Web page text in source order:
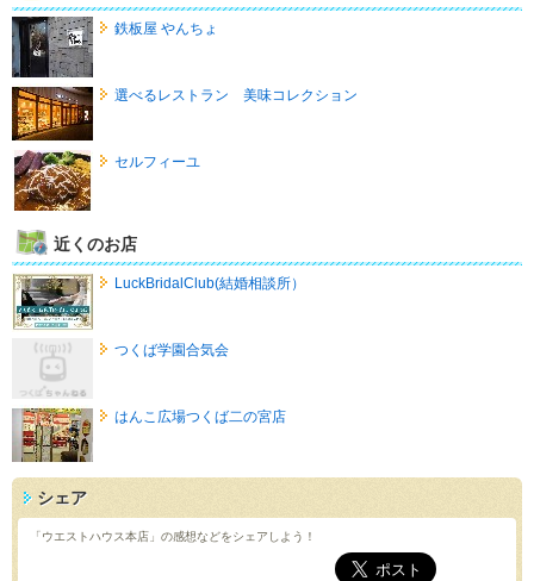
鉄板屋 やんちょ
選べるレストラン 美味コレクション
セルフィーユ
近くのお店
LuckBridalClub(結婚相談所）
つくば学園合気会
はんこ広場つくば二の宮店
シェア
「ウエストハウス本店」の感想などをシェアしよう！